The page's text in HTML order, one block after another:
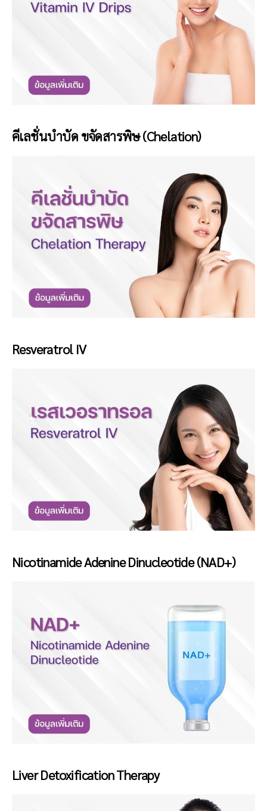
คีเลชั่นบำบัด ขจัดสารพิษ (Chelation)
Resveratrol IV
Nicotinamide Adenine Dinucleotide (NAD+)
Liver Detoxification Therapy